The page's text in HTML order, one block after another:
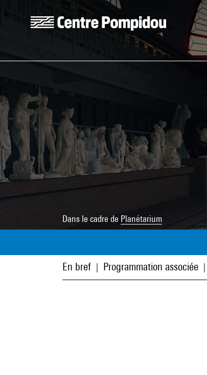
Aller au contenu principal
Dans le cadre de Planétarium
En bref Programmation associée